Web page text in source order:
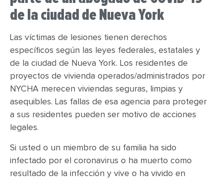
de la ciudad de Nueva York
Las víctimas de lesiones tienen derechos
específicos según las leyes federales, estatales y
de la ciudad de Nueva York. Los residentes de
proyectos de vivienda operados/administrados por
NYCHA merecen viviendas seguras, limpias y
asequibles. Las fallas de esa agencia para proteger
a sus residentes pueden ser motivo de acciones
legales.
Si usted o un miembro de su familia ha sido
infectado por el coronavirus o ha muerto como
resultado de la infección y vive o ha vivido en